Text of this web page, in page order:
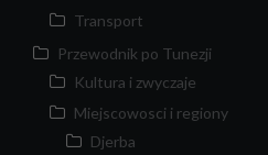
Transport
Przewodnik po Tunezji
Kultura i zwyczaje
Miejscowosci i regiony
Djerba